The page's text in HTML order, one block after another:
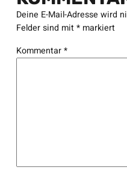
Deine E-Mail-Adresse wird
Felder sind mit*markiert
Kommentar*